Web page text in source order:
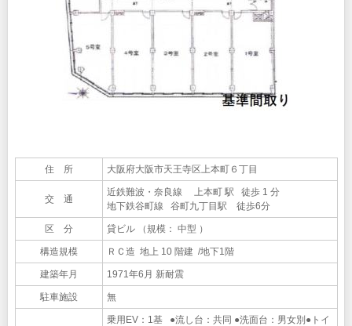
住 所 大阪府大阪市天王寺区上本町６丁目
交 通
近鉄難波・奈良線 上本町 駅 徒歩 1 分
地下鉄谷町線 谷町九丁目駅 徒歩6分
区 分 貸ビル （規模： 中型 ）
構造規模 ＲＣ造 地上 10 階建 /地下1階
建築年月 1971年6月 新耐震
駐車施設 無
乗用EV：1基 ●流し台：共同 ●洗面台：男女別●トイ